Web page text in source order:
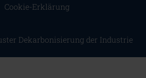
Dekarbonisierung der Industrie
Cookie-Erklärung